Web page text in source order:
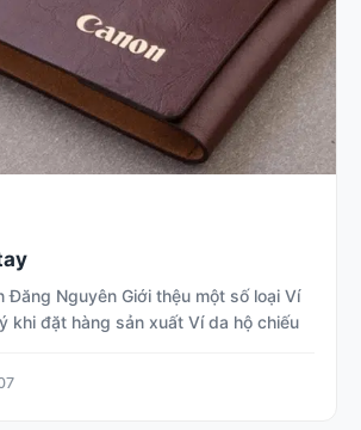
Đăng Nguyên Giới thệu một số loại Ví
khi đặt hàng sản xuất Ví da hộ chiếu